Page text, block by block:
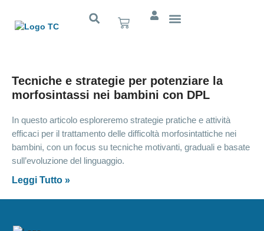
Tecniche e strategie per potenziare la
morfosintassi nei bambini con DPL
In questo articolo esploreremo strategie pratiche e attività
efficaci per il trattamento delle difficoltà morfosintattiche nei
bambini, con un focus su tecniche motivanti, graduali e basate
sull’evoluzione del linguaggio.
Leggi Tutto »